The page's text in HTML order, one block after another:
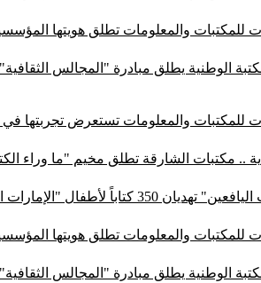
للمكتبات والمعلومات تطلق هويتها
الوطنية يطلق مبادرة "المجالس الثقافية"
للمكتبات والمعلومات تستعرض تجربتها في
.. مكتبات الشارقة تطلق مخيم "ما وراء
كتاباً لأطفال "الإمارات الإنسانية"
للمكتبات والمعلومات تطلق هويتها
الوطنية يطلق مبادرة "المجالس الثقافية"